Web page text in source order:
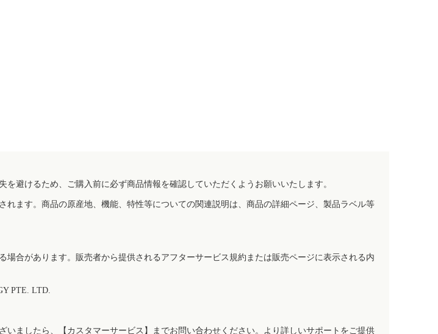
避けるため、ご購入前に必ず商品情報を確認していただくようお願いいたします。
ます。商品の原産地、機能、特性等についての関連説明は、商品の詳細ページ、製品ラベル等
合があります。販売者から提供されるアフターサービス規約または販売ページに表示される内
PTE. LTD.
ましたら、【カスタマーサービス】までお問い合わせください。より詳しいサポートをご提供